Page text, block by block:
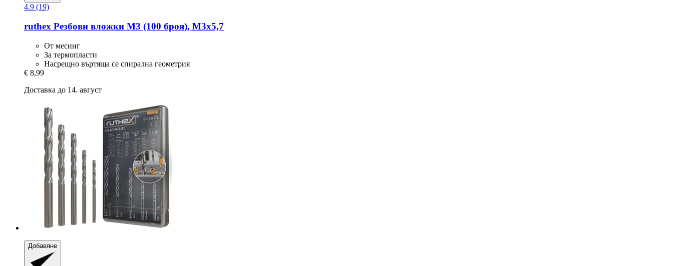
4.9 (19)
ruthex Резбови вложки M3 (100 броя), M3x5,7
От месинг
За термопласти
Насрещно въртяща се спирална геометрия
€ 8,99
Доставка до 14. август
Добавяне